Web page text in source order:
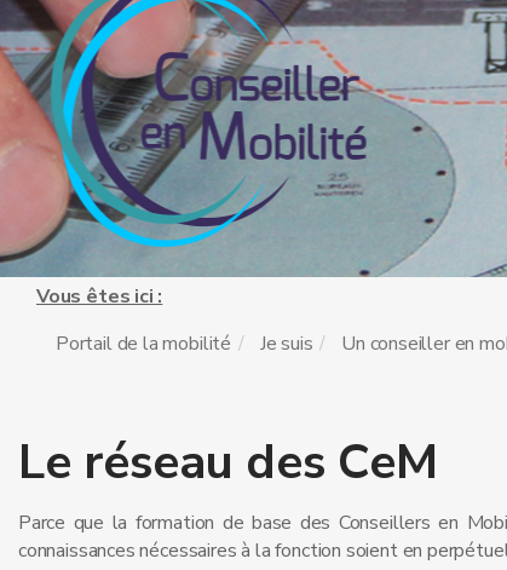
Vous êtes ici :
Portail de la mobilité
Je suis Un conseiller en
Le réseau des CeM
Parce que la formation de base des Conseillers en
connaissances nécessaires à la fonction soient en